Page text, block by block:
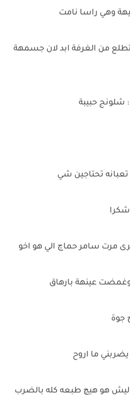
وهي راسا نامت
من الغرفة ابد لان جسمهة
حبيبة
تحتاجين شي
شكرا
مرت سامر حماچ الي هو اخو
عينهة بارهاق
جوة
يضربني ما اروح
ليش هو هيچ طبعه كله بالضرب